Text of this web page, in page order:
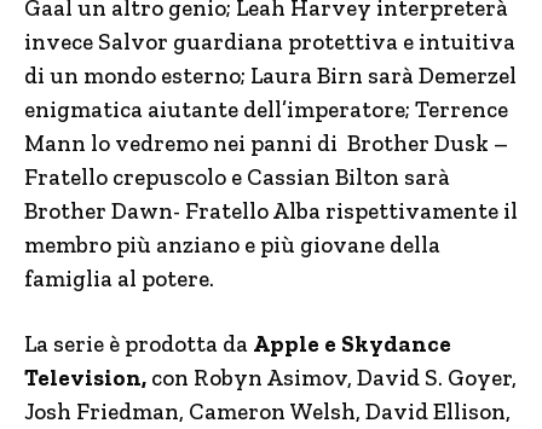
Gaal un altro genio; Leah Harvey interpreterà
invece Salvor guardiana protettiva e intuitiva
di un mondo esterno; Laura Birn sarà Demerzel
enigmatica aiutante dell’imperatore; Terrence
Mann lo vedremo nei panni di Brother Dusk –
Fratello crepuscolo e Cassian Bilton sarà
Brother Dawn- Fratello Alba rispettivamente il
membro più anziano e più giovane della
famiglia al potere.
La serie è prodotta da Apple e Skydance
Television, con Robyn Asimov, David S. Goyer,
Josh Friedman, Cameron Welsh, David Ellison,